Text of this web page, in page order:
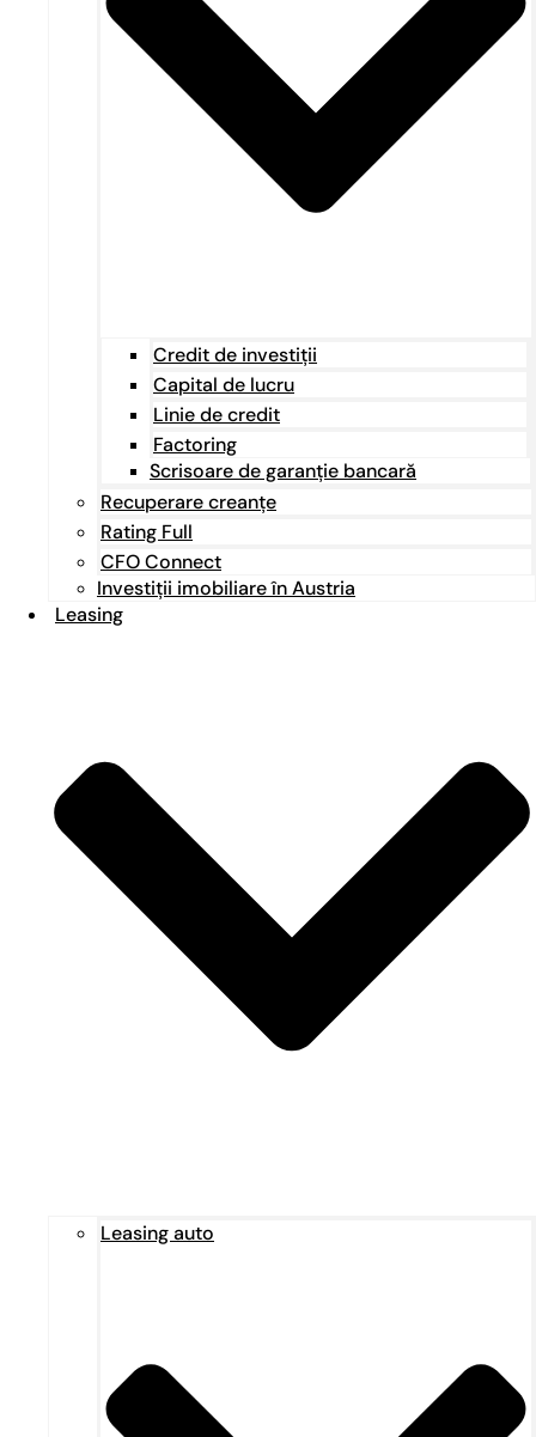
Credit de investiții
Capital de lucru
Linie de credit
Factoring
Scrisoare de garanție bancară
Recuperare creanțe
Rating Full
CFO Connect
Investiții imobiliare în Austria
Leasing
Leasing auto